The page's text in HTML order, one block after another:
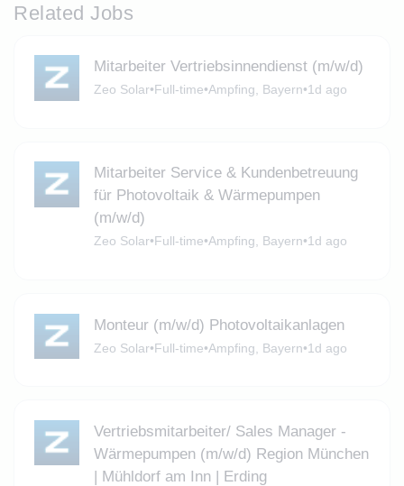
Related Jobs
Mitarbeiter Vertriebsinnendienst (m/w/d)
Zeo Solar•Full-time•Ampfing, Bayern•1d ago
Mitarbeiter Service & Kundenbetreuung
für Photovoltaik & Wärmepumpen
(m/w/d)
Zeo Solar•Full-time•Ampfing, Bayern•1d ago
Monteur (m/w/d) Photovoltaikanlagen
Zeo Solar•Full-time•Ampfing, Bayern•1d ago
Vertriebsmitarbeiter/ Sales Manager -
Wärmepumpen (m/w/d) Region München
| Mühldorf am Inn | Erding